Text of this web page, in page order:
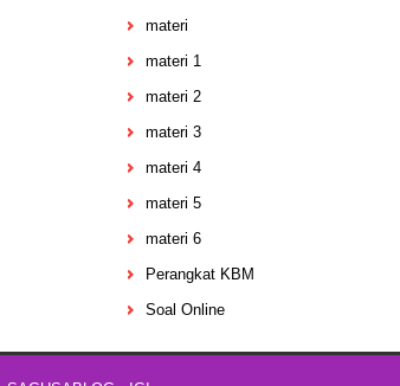
materi
materi 1
materi 2
materi 3
materi 4
materi 5
materi 6
Perangkat KBM
Soal Online